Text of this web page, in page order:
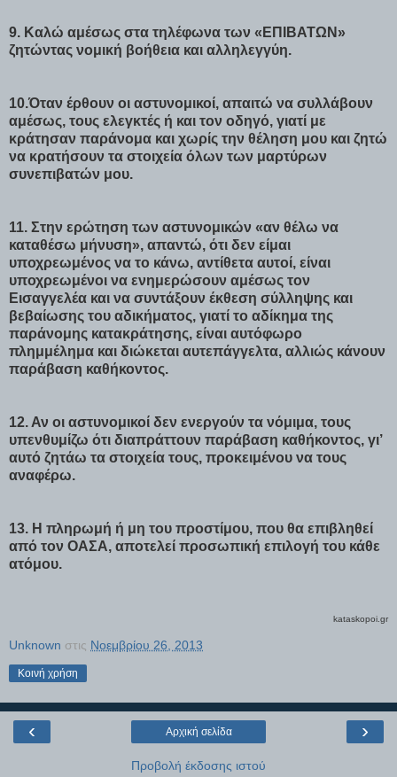
9. Καλώ αμέσως στα τηλέφωνα των «ΕΠΙΒΑΤΩΝ»
ζητώντας νομική βοήθεια και αλληλεγγύη.
10.Όταν έρθουν οι αστυνομικοί, απαιτώ να συλλάβουν
αμέσως, τους ελεγκτές ή και τον οδηγό, γιατί με
κράτησαν παράνομα και χωρίς την θέληση μου και ζητώ
να κρατήσουν τα στοιχεία όλων των μαρτύρων
συνεπιβατών μου.
11. Στην ερώτηση των αστυνομικών «αν θέλω να
καταθέσω μήνυση», απαντώ, ότι δεν είμαι
υποχρεωμένος να το κάνω, αντίθετα αυτοί, είναι
υποχρεωμένοι να ενημερώσουν αμέσως τον
Εισαγγελέα και να συντάξουν έκθεση σύλληψης και
βεβαίωσης του αδικήματος, γιατί το αδίκημα της
παράνομης κατακράτησης, είναι αυτόφωρο
πλημμέλημα και διώκεται αυτεπάγγελτα, αλλιώς κάνουν
παράβαση καθήκοντος.
12. Αν οι αστυνομικοί δεν ενεργούν τα νόμιμα, τους
υπενθυμίζω ότι διαπράττουν παράβαση καθήκοντος, γι’
αυτό ζητάω τα στοιχεία τους, προκειμένου να τους
αναφέρω.
13. Η πληρωμή ή μη του προστίμου, που θα επιβληθεί
από τον ΟΑΣΑ, αποτελεί προσωπική επιλογή του κάθε
ατόμου.
kataskopoi.gr
Unknown στις Νοεμβρίου 26, 2013
Κοινή χρήση
‹ ›
Αρχική σελίδα
Προβολή έκδοσης ιστού